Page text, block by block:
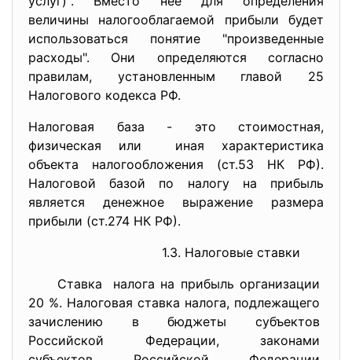
величины налогооблагаемой прибыли будет
использоваться понятие "произведенные
расходы". Они определяются согласно
правилам, установленным главой 25
Налогового кодекса РФ.
Налоговая база - это стоимостная,
физическая или иная характеристика
объекта налогообложения (ст.53 НК РФ).
Налоговой базой по налогу на прибыль
является денежное выражение размера
прибыли (ст.274 НК РФ).
1.3. Налоговые ставки
Ставка налога на прибыль организации
20 %. Налоговая ставка налога, подлежащего
зачислению в бюджеты субъектов
Российской Федерации, законами